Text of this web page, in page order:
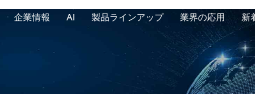
企業情報 AI 製品ラインアップ 業界の応用 新